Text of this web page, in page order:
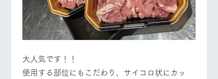
大人気です！！
使用する部位にもこだわり、サイコロ状にカッ